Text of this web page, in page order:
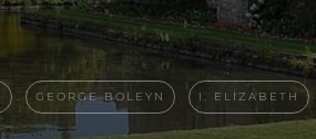
GEORGE BOLEYN I. ELIZABETH